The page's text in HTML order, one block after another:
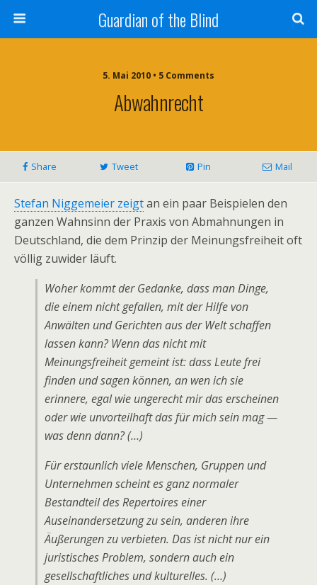
Guardian of the Blind
5. Mai 2010 • 5 Comments
Abwahnrecht
Share Tweet Pin Mail
Stefan Niggemeier zeigtan ein paar Beispielen den
ganzen Wahnsinn der Praxis von Abmahnungen in
Deutschland, die dem Prinzip der Meinungsfreiheit oft
völlig zuwider läuft.
Woher kommt der Gedanke, dass man Dinge,
die einem nicht gefallen, mit der Hilfe von
Anwälten und Gerichten aus der Welt schaffen
lassen kann? Wenn das nicht mit
Meinungsfreiheit gemeint ist: dass Leute frei
finden und sagen können, an wen ich sie
erinnere, egal wie ungerecht mir das erscheinen
oder wie unvorteilhaft das für mich sein mag —
was denn dann? (…)
Für erstaunlich viele Menschen, Gruppen und
Unternehmen scheint es ganz normaler
Bestandteil des Repertoires einer
Auseinandersetzung zu sein, anderen ihre
Äußerungen zu verbieten. Das ist nicht nur ein
juristisches Problem, sondern auch ein
gesellschaftliches und kulturelles. (…)